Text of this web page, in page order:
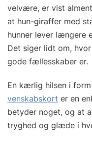
velvære, er vist
at hun-giraffer med
hunner lever længere
Det siger lidt om,
gode fællesskaber er.
En kærlig hilsen i
venskabskort er en
betyder noget, og at
tryghed og glæde i